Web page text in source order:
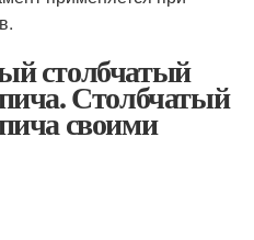
столбчатый
Столбчатый
своими